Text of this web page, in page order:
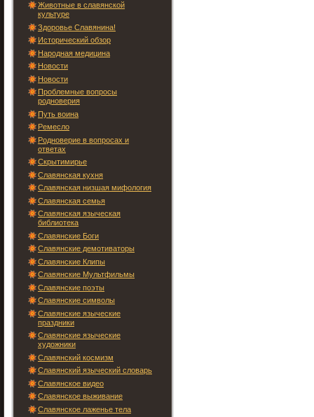
Животные в славянской
культуре
Здоровье Славянина!
Исторический обзор
Народная медицина
Новости
Новости
Проблемные вопросы
родноверия
Путь воина
Ремесло
Родноверие в вопросах и
ответах
Скрытимирье
Славянская кухня
Славянская низшая мифология
Славянская семья
Славянская языческая
библиотека
Славянские Боги
Славянские демотиваторы
Славянские Клипы
Славянские Мультфильмы
Славянские поэты
Славянские символы
Славянские языческие
праздники
Славянские языческие
художники
Славянский космизм
Славянский языческий словарь
Славянское видео
Славянское выживание
Славянское лаженье тела